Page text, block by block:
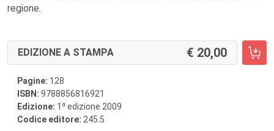
regione.
EDIZIONE A STAMPA 20,00
Pagine: 128
ISBN: 9788856816921
Edizione: 1 a edizione 2009
Codice editore: 245.5